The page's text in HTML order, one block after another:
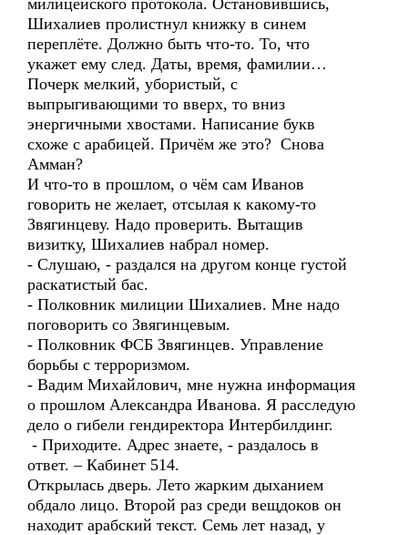
милицейского протокола. Остановившись,
Шихалиев пролистнул книжку в синем
переплёте. Должно быть что-то. То, что
укажет ему след. Даты, время, фамилии…
Почерк мелкий, убористый, с
выпрыгивающими то вверх, то вниз
энергичными хвостами. Написание букв
схоже с арабицей. Причём же это? Снова
Амман?
И что-то в прошлом, о чём сам Иванов
говорить не желает, отсылая к какому-то
Звягинцеву. Надо проверить. Вытащив
визитку, Шихалиев набрал номер.
- Слушаю, - раздался на другом конце густой
раскатистый бас.
- Полковник милиции Шихалиев. Мне надо
поговорить со Звягинцевым.
- Полковник ФСБ Звягинцев. Управление
борьбы с терроризмом.
- Вадим Михайлович, мне нужна информация
о прошлом Александра Иванова. Я расследую
дело о гибели гендиректора Интербилдинг.
- Приходите. Адрес знаете, - раздалось в
ответ. – Кабинет 514.
Открылась дверь. Лето жарким дыханием
обдало лицо. Второй раз среди вещдоков он
находит арабский текст. Семь лет назад, у